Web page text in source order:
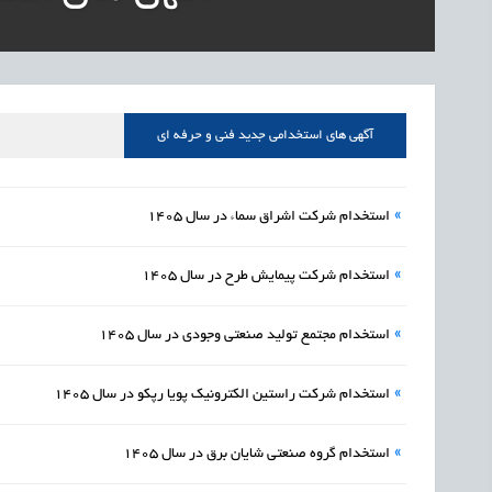
اشتغال و کارآفرینی رئیس مرکز منابع
1405/05/16 اشتغال و کارآفرینی راه‌اندازی «کارخانه
آگهی های استخدامی جدید فنی و حرفه ای
» استخدام شرکت اشراق سماء در سال 1405
» استخدام شرکت پیمایش طرح در سال 1405
» استخدام مجتمع تولید صنعتی وجودی در سال 1405
» استخدام شرکت راستین الکترونیک پویا رپکو در سال 1405
» استخدام گروه صنعتی شایان برق در سال 1405